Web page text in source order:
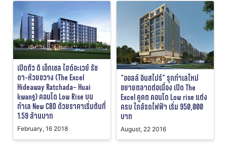
เปิดตัว ดิ เอ็กเซล ไฮด์อะเวย์ รัช
ดา-ห้วยขวาง (The Excel
Hideaway Ratchada– Huai
kwang) คอนโด Low Rise บน
ทำเล New CBD ด้วยราคาเริ่มต้นที่
1.59 ล้านบาท
February, 16 2018
“ออลล์ อินสไปร์” รุกทำเลใหม่
ขยายตลาดต่อเนื่อง เปิด The
Excel คูคต คอนโด Low rise แต่ง
ครบ ใกล้รถไฟฟ้า เริ่ม 950,000
บาท
August, 22 2016